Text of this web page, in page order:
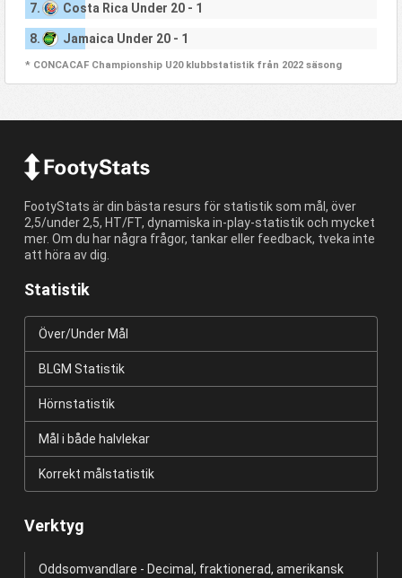
7. Costa Rica Under 20 - 1
8. Jamaica Under 20 - 1
* CONCACAF Championship U20 klubbstatistik från 2022 säsong
FootyStats är din bästa resurs för statistik som mål, över
2,5/under 2,5, HT/FT, dynamiska in-play-statistik och mycket
mer. Om du har några frågor, tankar eller feedback, tveka inte
att höra av dig.
Statistik
Över/Under Mål
BLGM Statistik
Hörnstatistik
Mål i både halvlekar
Korrekt målstatistik
Verktyg
Oddsomvandlare - Decimal, fraktionerad, amerikansk